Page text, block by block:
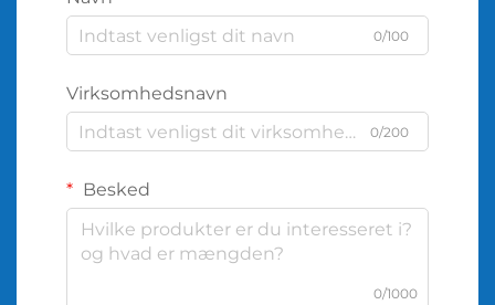
0/100
Virksomhedsnavn
0/200
Besked
0/1000